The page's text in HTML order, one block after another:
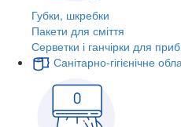
Губки, шкребки
Пакети для сміття
Серветки і ганчірки для
Санітарно-гігієнічне